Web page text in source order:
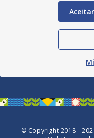
© Copyright 2018 -